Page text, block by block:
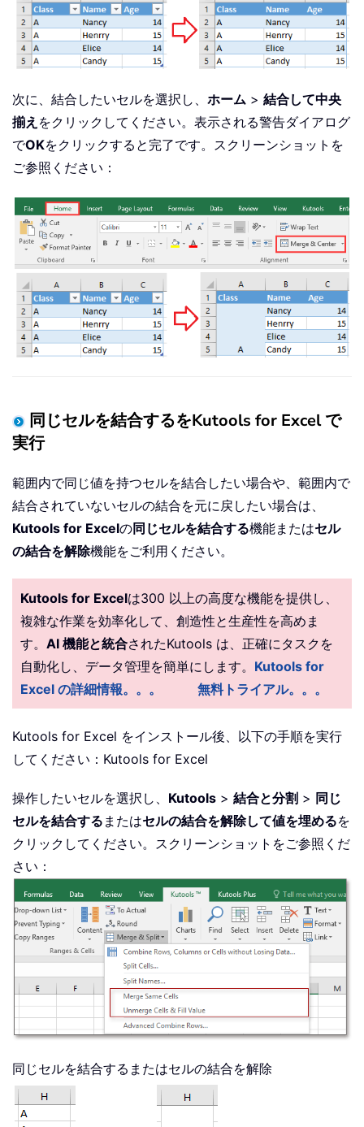
次に、結合したいセルを選択し、 ホーム > 結合して中央
揃え をクリックしてください。表示される警告ダイアログ
でOKをクリックすると完了です。スクリーンショットを
ご参照ください：
同じセルを結合するをKutools for Excel で
実行
範囲内で同じ値を持つセルを結合したい場合や、範囲内で
結合されていないセルの結合を元に戻したい場合は、
Kutools for Excelの同じセルを結合する機能またはセル
の結合を解除機能をご利用ください。
Kutools for Excelは300 以上の高度な機能を提供し、
複雑な作業を効率化して、創造性と生産性を高めま
す。 AI 機能と統合されたKutools は、正確にタスクを
自動化し、データ管理を簡単にします。 Kutools for
Excel の詳細情報。。。
無料トライアル。。。
Kutools for Excel をインストール後、以下の手順を実行
してください： Kutools for Excel
操作したいセルを選択し、 Kutools > 結合と分割 > 同じ
セルを結合する またはセルの結合を解除して値を埋めるを
クリックしてください。スクリーンショットをご参照くだ
さい：
同じセルを結合するまたはセルの結合を解除